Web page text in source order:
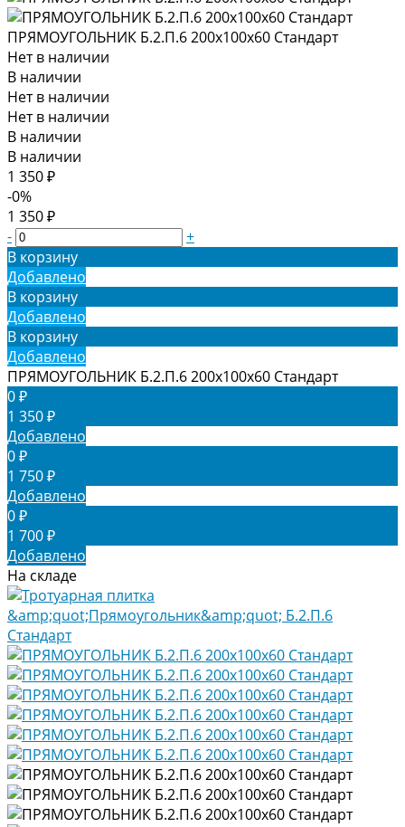
ПРЯМОУГОЛЬНИК Б.2.П.6 200х100х60 Стандарт
Нет в наличии
В наличии
Нет в наличии
Нет в наличии
В наличии
В наличии
1 350 ₽
-0%
1 350 ₽
-
+
В корзину
Добавлено
В корзину
Добавлено
В корзину
Добавлено
ПРЯМОУГОЛЬНИК Б.2.П.6 200х100х60 Стандарт
0 ₽
1 350 ₽
Добавлено
0 ₽
1 750 ₽
Добавлено
0 ₽
1 700 ₽
Добавлено
На складе